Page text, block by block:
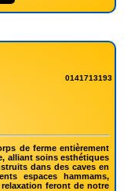
0141713193
de ferme entièrement
alliant soins esthétiques
dans des caves en
espaces hammams,
feront de notre